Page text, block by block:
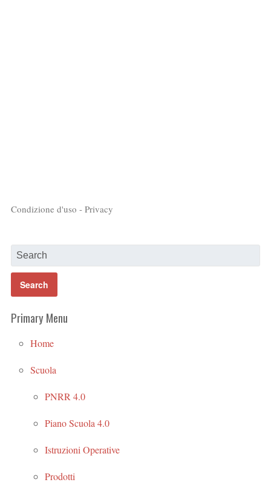
Condizione d'uso - Privacy
Primary Menu
Home
Scuola
PNRR 4.0
Piano Scuola 4.0
Istruzioni Operative
Prodotti